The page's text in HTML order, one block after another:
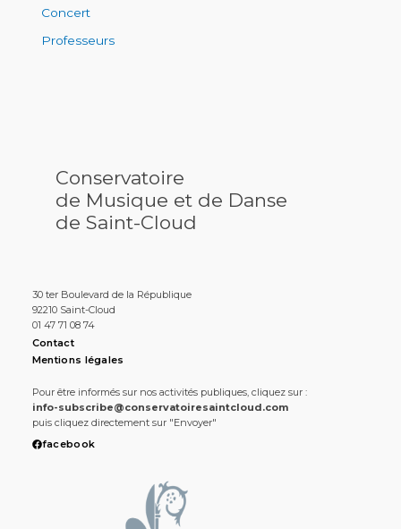
Concert
Professeurs
Conservatoire
de Musique et de Danse
de Saint-Cloud
30 ter Boulevard de la République
92210 Saint-Cloud
01 47 71 08 74
Contact
Mentions légales
Pour être informés sur nos activités publiques, cliquez sur :
info-subscribe@conservatoiresaintcloud.com
puis cliquez directement sur "Envoyer"
facebook